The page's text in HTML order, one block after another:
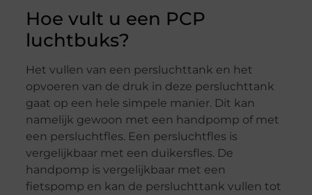
Hoe vult u een PCP
luchtbuks?
Het vullen van een persluchttank en het
opvoeren van de druk in deze persluchttank
gaat op een hele simpele manier. Dit kan
namelijk gewoon met een handpomp of met
een persluchtfles. Een persluchtfles is
vergelijkbaar met een duikersfles. De
handpomp is vergelijkbaar met een
fietspomp en kan de persluchttank vullen tot